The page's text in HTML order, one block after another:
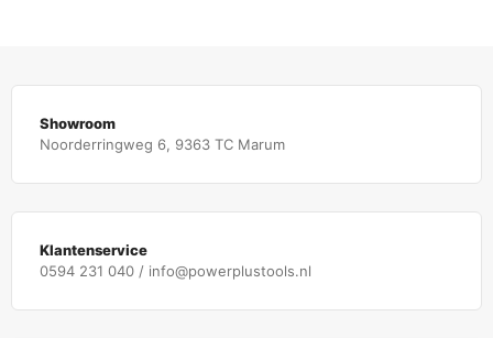
Showroom
Noorderringweg 6, 9363 TC Marum
Klantenservice
0594 231 040 / info@powerplustools.nl